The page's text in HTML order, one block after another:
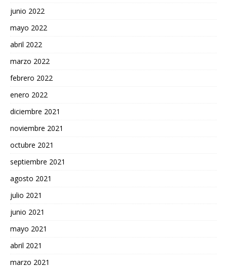
junio 2022
mayo 2022
abril 2022
marzo 2022
febrero 2022
enero 2022
diciembre 2021
noviembre 2021
octubre 2021
septiembre 2021
agosto 2021
julio 2021
junio 2021
mayo 2021
abril 2021
marzo 2021